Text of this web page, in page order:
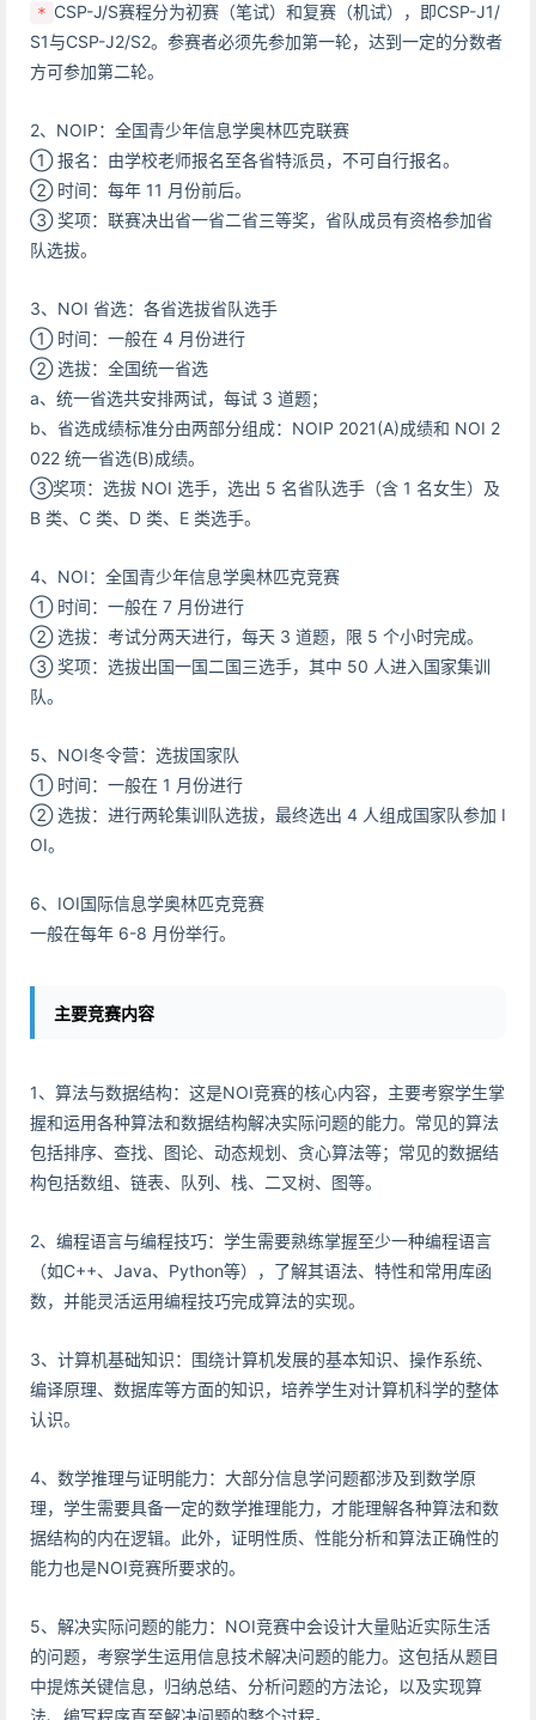
* CSP-J/S赛程分为初赛（笔试）和复赛（机试），即CSP-J1/
S1与CSP-J2/S2。参赛者必须先参加第一轮，达到一定的分数者
方可参加第二轮。
2、NOIP：全国青少年信息学奥林匹克联赛
① 报名：由学校老师报名至各省特派员，不可自行报名。
② 时间：每年 11 月份前后。
③ 奖项：联赛决出省一省二省三等奖，省队成员有资格参加省
队选拔。
3、NOI 省选：各省选拔省队选手
① 时间：一般在 4 月份进行
② 选拔：全国统一省选
a、统一省选共安排两试，每试 3 道题；
b、省选成绩标准分由两部分组成：NOIP 2021(A)成绩和 NOI 2
022 统一省选(B)成绩。
③奖项：选拔 NOI 选手，选出 5 名省队选手（含 1 名女生）及
B 类、C 类、D 类、E 类选手。
4、NOI：全国青少年信息学奥林匹克竞赛
① 时间：一般在 7 月份进行
② 选拔：考试分两天进行，每天 3 道题，限 5 个小时完成。
③ 奖项：选拔出国一国二国三选手，其中 50 人进入国家集训
队。
5、NOI冬令营：选拔国家队
① 时间：一般在 1 月份进行
② 选拔：进行两轮集训队选拔，最终选出 4 人组成国家队参加 I
OI。
6、IOI国际信息学奥林匹克竞赛
一般在每年 6-8 月份举行。
主要竞赛内容
1、算法与数据结构：这是NOI竞赛的核心内容，主要考察学生掌
握和运用各种算法和数据结构解决实际问题的能力。常见的算法
包括排序、查找、图论、动态规划、贪心算法等；常见的数据结
构包括数组、链表、队列、栈、二叉树、图等。
2、编程语言与编程技巧：学生需要熟练掌握至少一种编程语言
（如C++、Java、Python等），了解其语法、特性和常用库函
数，并能灵活运用编程技巧完成算法的实现。
3、计算机基础知识：围绕计算机发展的基本知识、操作系统、
编译原理、数据库等方面的知识，培养学生对计算机科学的整体
认识。
4、数学推理与证明能力：大部分信息学问题都涉及到数学原
理，学生需要具备一定的数学推理能力，才能理解各种算法和数
据结构的内在逻辑。此外，证明性质、性能分析和算法正确性的
能力也是NOI竞赛所要求的。
5、解决实际问题的能力：NOI竞赛中会设计大量贴近实际生活
的问题，考察学生运用信息技术解决问题的能力。这包括从题目
中提炼关键信息，归纳总结、分析问题的方法论，以及实现算
法、编写程序直至解决问题的整个过程。